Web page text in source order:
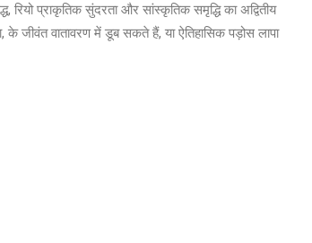
प्राकृतिक सुंदरता और सांस्कृतिक समृद्धि का अद्वितीय
जीवंत वातावरण में डूब सकते हैं, या ऐतिहासिक पड़ोस लापा